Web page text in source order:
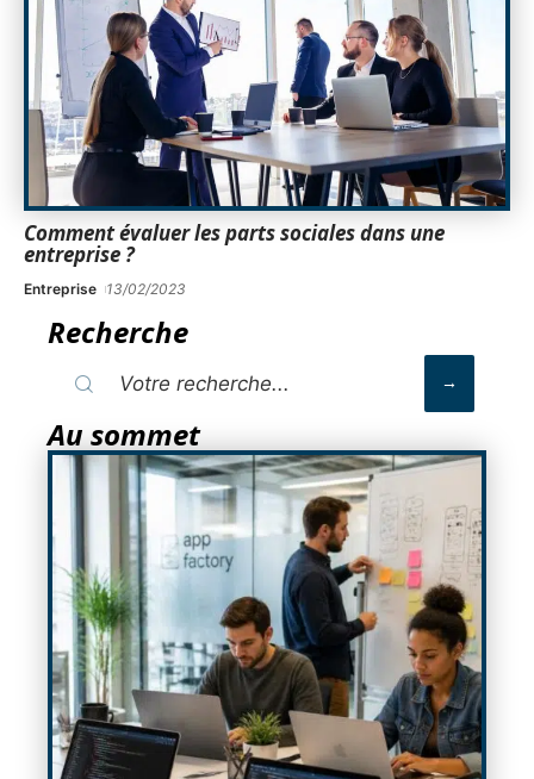
Comment évaluer les parts sociales dans une
entreprise ?
Entreprise 13/02/2023
Recherche
Au sommet